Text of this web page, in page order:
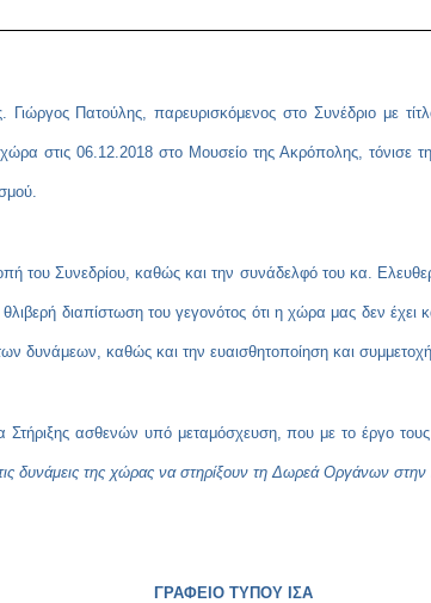
Πατούλης, παρευρισκόμενος στο Συνέδριο με
στις 06.12.2018 στο Μουσείο της Ακρόπολης, τόνισε
του Συνεδρίου, καθώς και την συνάδελφό του κα.
διαπίστωση του γεγονότος ότι η χώρα μας δεν
δυνάμεων, καθώς και την ευαισθητοποίηση και
ασθενών υπό μεταμόσχευση, που με το έργο
δυνάμεις της χώρας να στηρίξουν τη Δωρεά Οργάνων
ΓΡΑΦΕΙΟ ΤΥΠΟΥ ΙΣΑ